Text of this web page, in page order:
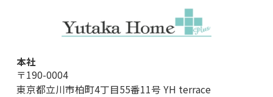
本社
〒190-0004
東京都立川市柏町4丁目55番11号 YH terrace